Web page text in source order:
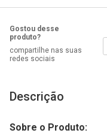
Gostou desse
produto?
compartilhe nas suas
redes sociais
Descrição
Sobre o Produto: